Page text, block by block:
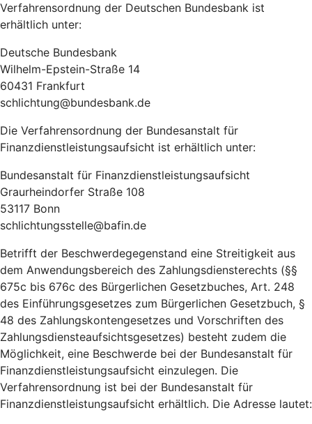
Verfahrensordnung der Deutschen Bundesbank ist
erhältlich unter:
Deutsche Bundesbank
Wilhelm-Epstein-Straße 14
60431 Frankfurt
schlichtung@bundesbank.de
Die Verfahrensordnung der Bundesanstalt für
Finanzdienstleistungsaufsicht ist erhältlich unter:
Bundesanstalt für Finanzdienstleistungsaufsicht
Graurheindorfer Straße 108
53117 Bonn
schlichtungsstelle@bafin.de
Betrifft der Beschwerdegegenstand eine Streitigkeit aus
dem Anwendungsbereich des Zahlungsdiensterechts (§§
675c bis 676c des Bürgerlichen Gesetzbuches, Art. 248
des Einführungsgesetzes zum Bürgerlichen Gesetzbuch, §
48 des Zahlungskontengesetzes und Vorschriften des
Zahlungsdiensteaufsichtsgesetzes) besteht zudem die
Möglichkeit, eine Beschwerde bei der Bundesanstalt für
Finanzdienstleistungsaufsicht einzulegen. Die
Verfahrensordnung ist bei der Bundesanstalt für
Finanzdienstleistungsaufsicht erhältlich. Die Adresse lautet: